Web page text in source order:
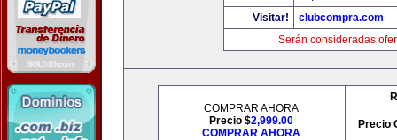
Visitar!
clubcompra.com
Serán consideradas
COMPRAR AHORA
Precio $2,999.00
COMPRAR AHORA
Precio